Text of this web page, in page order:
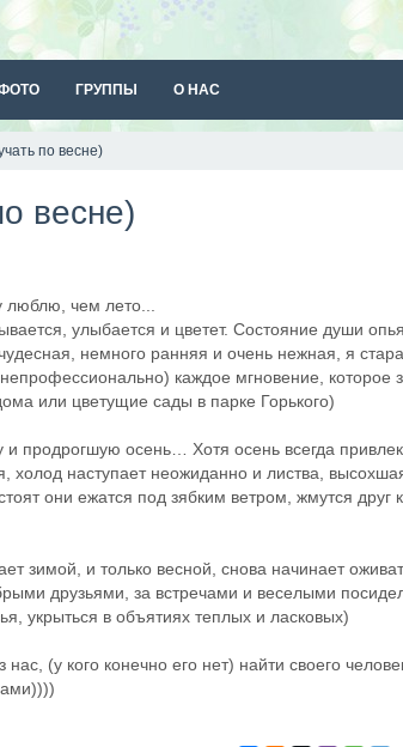
ГРУППЫ О НАС
по весне)
весне)
чем лето...
улыбается и цветет. Состояние души
немного ранняя и очень нежная, я
каждое мгновение, которое
или цветущие сады в парке Горького)
и продрогшую осень… Хотя осень всегда
холод наступает неожиданно и листва,
они ежатся под зябким ветром, жмутся друг
зимой, и только весной, снова начинает
друзьями, за встречами и веселыми
укрыться в объятиях теплых и ласковых)
(у кого конечно его нет) найти своего